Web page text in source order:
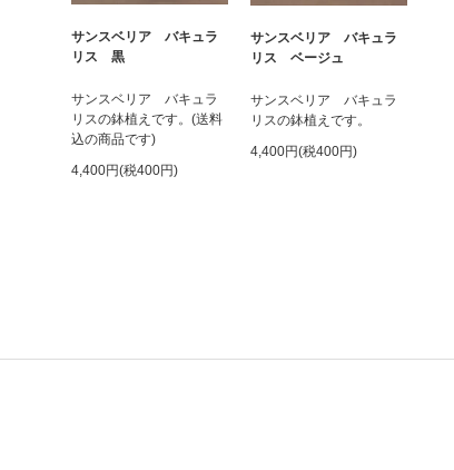
サンスベリア バキュラ
リス 黒
サンスベリア バキュラ
リスの鉢植えです。(送料
込の商品です)
4,400円(税400円)
サンスベリア バキュラ
リス ベージュ
サンスベリア バキュラ
リスの鉢植えです。
4,400円(税400円)